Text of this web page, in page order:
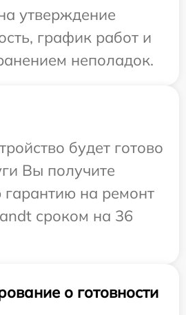
утверждение
график работ и
неполадок.
будет готово
Вы получите
на ремонт
сроком на 36
о готовности